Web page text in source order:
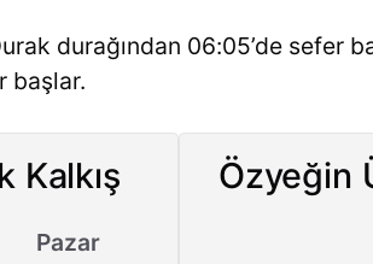
durağından 06:05’de sefer
başlar.
Kalkış
Pazar
Özyeğin